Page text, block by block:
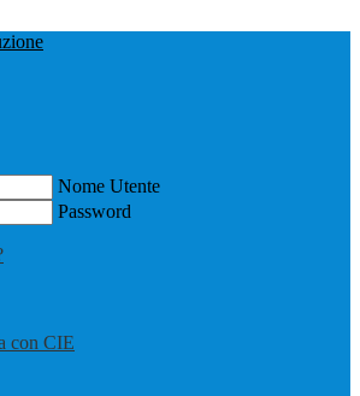
Nome Utente
Password
con CIE